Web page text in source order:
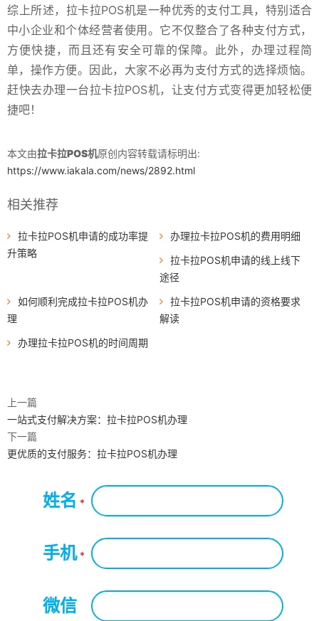
综上所述，拉卡拉POS机是一种优秀的支付工具，特别适合
中小企业和个体经营者使用。它不仅整合了各种支付方式，
方便快捷，而且还有安全可靠的保障。此外，办理过程简
单，操作方便。因此，大家不必再为支付方式的选择烦恼。
赶快去办理一台拉卡拉POS机，让支付方式变得更加轻松便
捷吧！
本文由拉卡拉POS机原创内容转载请标明出:
https://www.iakala.com/news/2892.html
相关推荐
拉卡拉POS机申请的成功率提
升策略
办理拉卡拉POS机的费用明细
拉卡拉POS机申请的线上线下
途径
如何顺利完成拉卡拉POS机办
理
拉卡拉POS机申请的资格要求
解读
办理拉卡拉POS机的时间周期
上一篇
一站式支付解决方案：拉卡拉POS机办理
下一篇
更优质的支付服务：拉卡拉POS机办理
姓名 *
手机*
微信